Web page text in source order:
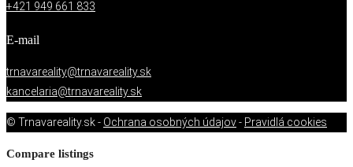
+421 949 661 833
E-mail
trnavareality@trnavareality.sk
kancelaria@trnavareality.sk
© Trnavareality.sk - Ochrana osobných údajov- Pravidlá cookies
Compare listings